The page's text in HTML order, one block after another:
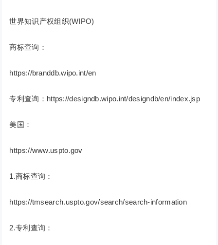
世界知识产权组织(WIPO)
商标查询：
https://branddb.wipo.int/en
专利查询：https://designdb.wipo.int/designdb/en/index.jsp
美国：
https://www.uspto.gov
1.商标查询：
https://tmsearch.uspto.gov/search/search-information
2.专利查询：